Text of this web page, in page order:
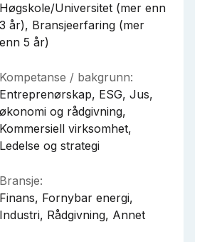
Høgskole/Universitet (mer enn
3 år), Bransjeerfaring (mer
enn 5 år)
Kompetanse / bakgrunn:
Entreprenørskap, ESG, Jus,
økonomi og rådgivning,
Kommersiell virksomhet,
Ledelse og strategi
Bransje:
Finans, Fornybar energi,
Industri, Rådgivning, Annet